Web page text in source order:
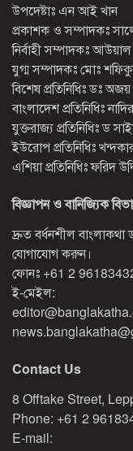
উপদেষ্টাঃ এন আই খান
প্রকাশক ও সম্পাদকঃ
নির্বাহী সম্পাদকঃ
যুগ্ম সম্পাদকঃ মোঃ
বিশেষ প্রতিনিধিঃ ডঃ
বাংলাদেশ প্রতিনিধিঃ
যুক্তরাজ্য প্রতিনিধিঃ ড
ইউরোপ প্রতিনিধিঃ
এশিয়া প্রতিনিধিঃ ফরিদ
বিজ্ঞাপন ও বানিজ্যিক
দ্রুত বর্ধনশীল
যোগাযোগ করুন।
ফোনঃ +61 2
ই-মেইল:
Contact Us
8 Offtake Street,
Phone: +61 2
E-mail: